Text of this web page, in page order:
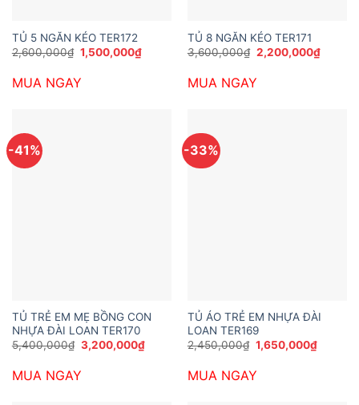
TỦ 5 NGĂN KÉO TER172
2,600,000₫ Giá
gốc
2,600,000₫.
1,500,000₫Giá
hiện
MUA NGAY
TỦ 8 NGĂN KÉO TER171
3,600,000₫ Giá
gốc
3,600,000₫.
2,200,000₫Giá
hiện
MUA NGAY
-41%
TỦ TRẺ EM MẸ BỒNG CON
NHỰA ĐÀI LOAN TER170
5,400,000₫ Giá
gốc
5,400,000₫.
3,200,000₫Giá
hiện
MUA NGAY
-33%
TỦ ÁO TRẺ EM NHỰA ĐÀI
LOAN TER169
2,450,000₫ Giá
gốc
2,450,000₫.
1,650,000₫Giá
hiện
MUA NGAY